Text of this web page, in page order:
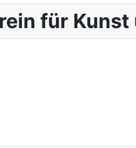
für Kunst